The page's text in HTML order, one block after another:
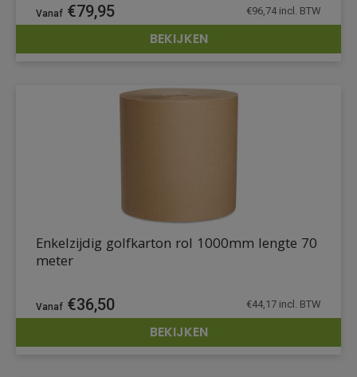
DETAILS
€79,95 €96,74 incl. BTW
BEKIJKEN
DETAILS
Enkelzijdig golfkarton rol 1000mm lengte 70
meter
€36,50 €44,17 incl. BTW
BEKIJKEN